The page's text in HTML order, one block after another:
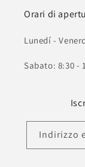
Orari di
Lunedí -
Sabato: 8:30 -
Indirizzo